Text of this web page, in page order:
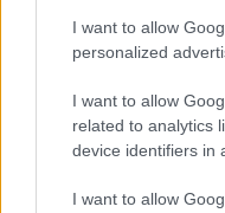
I want to allow
personalized
I want to allow
related to analytics
device identifiers in
I want to allow
amelyek nem. A Last
így azt meg kell
nem kapnak
felül a
nem lesznek elérhetők